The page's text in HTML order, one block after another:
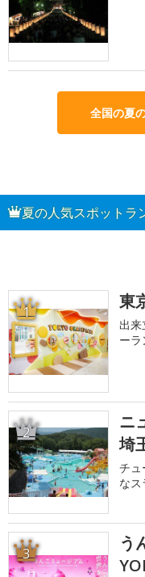
全国の夏
夏の人気スポットラ
1 東
出
ーラ
2
ニ
埼
チュ
な
3
う